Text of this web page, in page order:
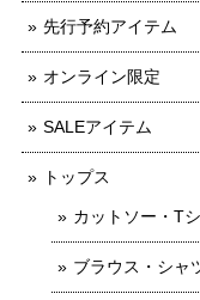
先行予約アイテム
オンライン限定
SALEアイテム
トップス
カットソー・T
ブラウス・シャ